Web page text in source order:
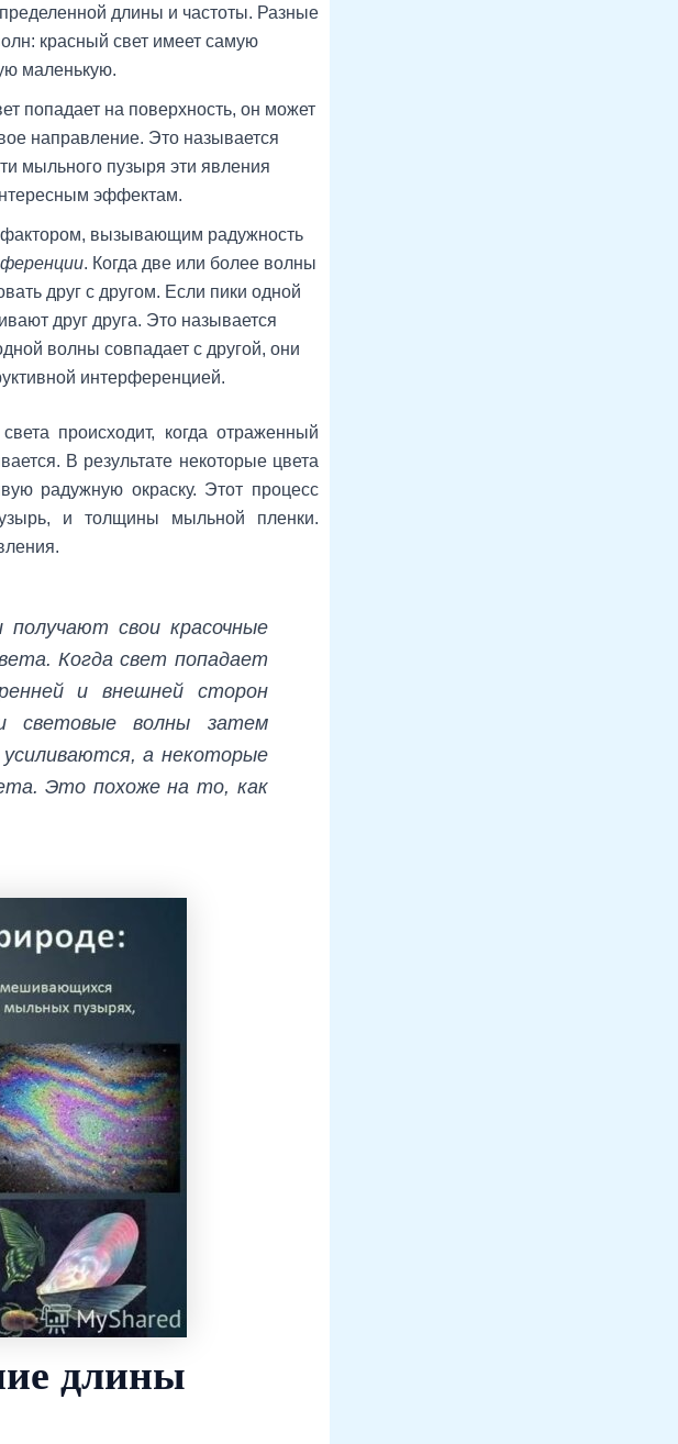
длины и частоты. Разные
красный свет имеет самую
маленькую.
попадает на поверхность, он может
направление. Это называется
мыльного пузыря эти явления
эффектам.
вызывающим радужность
. Когда две или более волны
друг с другом. Если пики одной
друг друга. Это называется
волны совпадает с другой, они
интерференцией.
происходит, когда отраженный
В результате некоторые цвета
радужную окраску. Этот процесс
и толщины мыльной пленки.
свои красочные
Когда свет попадает
и внешней сторон
световые волны затем
а некоторые
Это похоже на то, как
длины